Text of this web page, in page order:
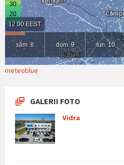
meteoblue
GALERII FOTO
Vidra